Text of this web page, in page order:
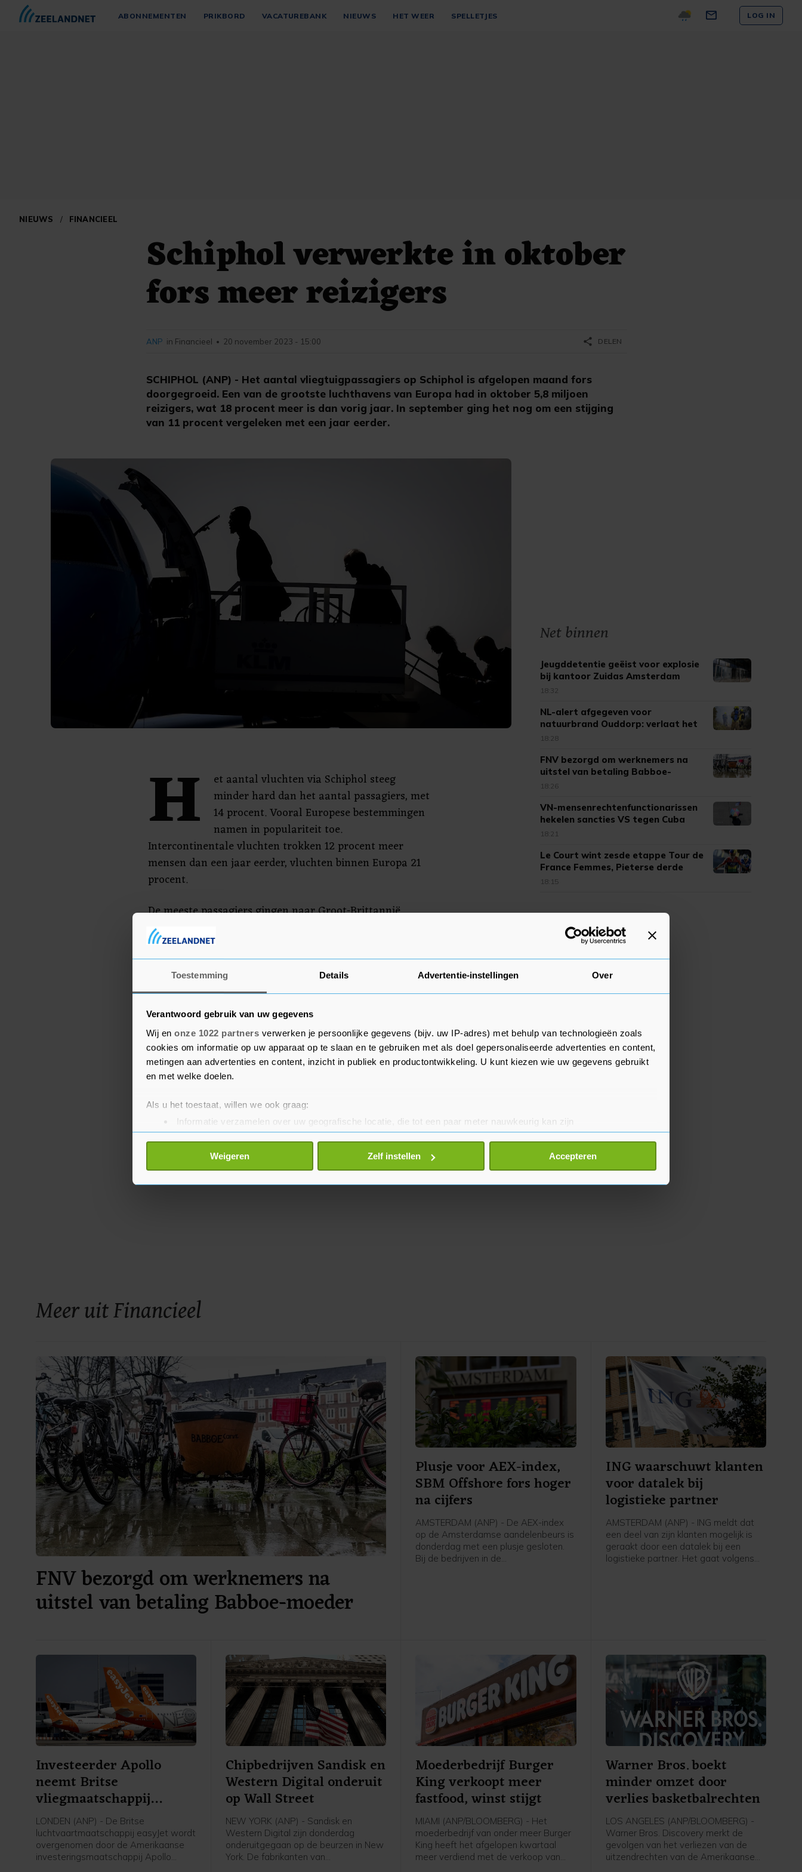
Toestemming Details Advertentie-instellingen Over
Verantwoord gebruik van uw gegevens
Wij en onze 1022 partners verwerken je persoonlijke gegevens (bijv. uw IP-adres) met behulp van technologieën zoals
cookies om informatie op uw apparaat op te slaan en te gebruiken met als doel gepersonaliseerde advertenties en content,
metingen aan advertenties en content, inzicht in publiek en productontwikkeling. U kunt kiezen wie uw gegevens gebruikt
en met welke doelen.
Als u het toestaat, willen we ook graag:
Informatie verzamelen over uw geografische locatie, die tot een paar meter nauwkeurig kan zijn
Uw apparaat identificeren door het actief te scannen op specifieke eigenschappen (fingerprinting)
Lees meer over hoe uw persoonlijke gegevens worden verwerkt en stel uw voorkeuren in het
detailgedeelte
toestemming op elk moment wijzigen of intrekken in de Cookieverklaring.
Weigeren Zelf instellen Accepteren
ABONNEMENTEN PRIKBORD VACATUREBANK NIEUWS HET WEER SPELLETJES LOG IN
NIEUWS / FINANCIEEL
Schiphol verwerkte in oktober
fors meer reizigers
SCHIPHOL (ANP) - Het aantal vliegtuigpassagiers op Schiphol is afgelopen maand fors
doorgegroeid. Een van de grootste luchthavens van Europa had in oktober 5,8 miljoen
reizigers, wat 18 procent meer is dan vorig jaar. In september ging het nog om een stijging
van 11 procent vergeleken met een jaar eerder.
ANP in Financieel • 20 november 2023 - 15:00 share DELEN
H
et aantal vluchten via Schiphol steeg
minder hard dan het aantal passagiers, met
14 procent. Vooral Europese bestemmingen
namen in populariteit toe.
Intercontinentale vluchten trokken 12 procent meer
mensen dan een jaar eerder, vluchten binnen Europa 21
procent.
De meeste passagiers gingen naar Groot-Brittannië
(269.000), gevolgd door Spanje (259.000). Ook Italië, de
Verenigde Staten en Griekenland waren populair.
Het vrachtverkeer via Schiphol kende een krimp. Er
waren 15 procent minder volledige vrachtvluchten, maar
het volume daalde slechts met 3 procent.
Meer uit Financieel
FNV bezorgd om werknemers na
uitstel van betaling Babboe-moeder
Plusje voor AEX-index,
SBM Offshore fors hoger
na cijfers
AMSTERDAM (ANP) - De AEX-index
op de Amsterdamse aandelenbeurs is
donderdag met een plusje gesloten.
Bij de bedrijven in de
ING waarschuwt klanten
voor datalek bij
logistieke partner
AMSTERDAM (ANP) - ING meldt dat
een deel van zijn klanten mogelijk is
geraakt door een datalek bij een
logistieke partner. Het gaat volgens
van klanten en de systemen van ING
zouden er niet bij betrokken zijn.
Investeerder Apollo
neemt Britse
vliegmaatschappij
easyJet over
LONDEN (ANP) - De Britse
luchtvaartmaatschappij easyJet wordt
overgenomen door de Amerikaanse
investeringsmaatschappij Apollo
Chipbedrijven Sandisk en
Western Digital onderuit
op Wall Street
NEW YORK (ANP) - Sandisk en
Western Digital zijn donderdag
onderuitgegaan op de beurzen in New
York. De fabrikanten van
Moederbedrijf Burger
King verkoopt meer
fastfood, winst stijgt
MIAMI (ANP/BLOOMBERG) - Het
moederbedrijf van onder meer Burger
King heeft het afgelopen kwartaal
meer verdiend met de verkoop van
Warner Bros. boekt
minder omzet door
verlies basketbalrechten
LOS ANGELES (ANP/BLOOMBERG) -
Warner Bros. Discovery merkt de
gevolgen van het verliezen van de
uitzendrechten van de Amerikaanse
Net binnen
Jeugddetentie geëist voor explosie
bij kantoor Zuidas Amsterdam
18:32
NL-alert afgegeven voor
natuurbrand Ouddorp: verlaat het
gebied
18:28
FNV bezorgd om werknemers na
uitstel van betaling Babboe-
moeder
18:26
VN-mensenrechtenfunctionarissen
hekelen sancties VS tegen Cuba
18:21
Le Court wint zesde etappe Tour de
France Femmes, Pieterse derde
18:15